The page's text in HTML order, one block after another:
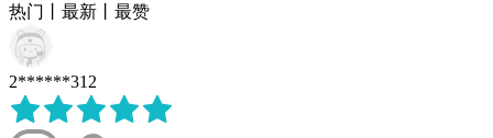
热门
最新 最赞
2******312